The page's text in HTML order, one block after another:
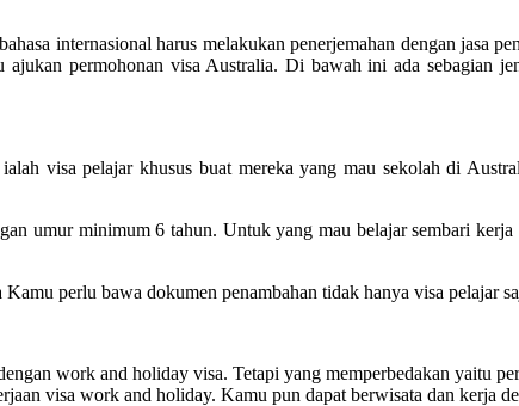
internasional harus melakukan penerjemahan dengan jasa
ajukan permohonan visa Australia. Di bawah ini ada sebagian
visa pelajar khusus buat mereka yang mau sekolah di
umur minimum 6 tahun. Untuk yang mau belajar sembari
perlu bawa dokumen penambahan tidak hanya visa pelajar
work and holiday visa. Tetapi yang memperbedakan yaitu
visa work and holiday. Kamu pun dapat berwisata dan kerja